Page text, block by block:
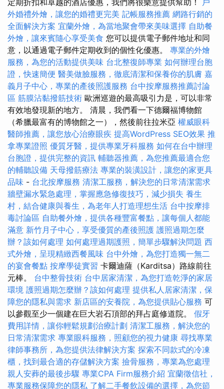
定期折扣和卓越的酒店優惠，我們將很樂意提供幫助！ 戶
外婚禮外燴，讓您的婚禮更完美 記帳服務推薦 網路行銷的
全面解決方案 宜蘭外燴，為當地聚會帶來美味選擇 自助餐
外燴，讓來賓隨心享受美食 您可以提供電子郵件地址和同
意，以通過電子郵件定期收到的個性化優惠。 專業的外燴
服務，為您的活動提供美味 台北整復師專業 如何辦理台胞
證，快速簡便 醫美做臉服務，徹底清潔和保養你的肌膚 嘉
義月子中心，專業的產後照護服務 台中按摩服務推薦討論
區 筋膜沾黏撥筋技術 歐洲巡遊的最高吸引力是，可以非常
有效地發現新的地方。 清晨，我們看一下德爾福博物館
（希臘最富有的博物館之一），然後前往拉米亞 權威眼科
醫師推薦，讓您放心治療眼疾 提高WordPress SEO效果 推
拿專業證照 優質牙醫，提供專業牙科服務 如何在台中辦理
台胞證，提供完整的資訊 輔聽器推薦，為您推薦最適合您
的輔聽設備 天母撥筋療法 專業的裝潢設計，讓您的家更具
品味 - 台北按摩服務 清潔工服務，解決您的日常清潔需求
牆壁漏水緊急處理，掌握應急修復技巧，減少損失 養生
村，結合健康與養生，為老年人打造理想生活 台中按摩排
毒討論區 自助餐外燴，提供各種豐富餐點，讓每個人都能
滿意 新竹月子中心，享受優質的產後照護 護照過期怎麼
辦？該如何處理 如何處理過期護照，簡單步驟解決問題 西
式外燴，呈現精緻西餐風味 台中外燴，為您打造獨一無二
的宴會餐點 按摩學徒實習 卡爾迪薩（Karditsa）路線前往
元棒。 台中整骨技術 台中居家清潔，為您打造乾淨的家居
環境 護照過期怎麼辦？該如何處理 提供私人居家清潔，保
障您的隱私與需求 新店區的安養院，為您提供貼心服務 可
以參觀至少一個建在巨大岩石頂部的拜占庭修道院。 假牙
費用詳情，讓你輕鬆規劃治療計劃 清潔工服務，解決您的
日常清潔需求 專業眼科服務，照顧您的視力健康 尋找專業
律師事務所，為您提供法律解決方案 探索不同款式的冷凍
櫃，找到最合適的存儲解決方案 撿骨服務，專業為您處理
親人安葬的最後步驟 專業CPA Firm服務介紹 宜蘭徵信社，
專業服務保障您的隱私 了解二手餐飲設備的選擇，為您節